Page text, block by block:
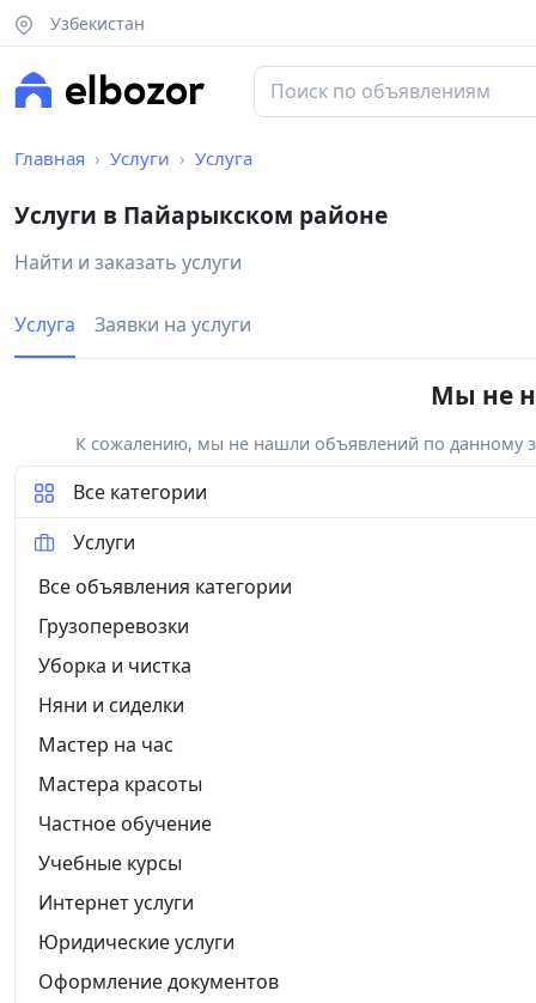
Узбекистан
Главная Услуги Услуга
Услуги в Пайарыкском районе
Найти и заказать услуги
Услуга Заявки на услуги
Мы не
К сожалению, мы не нашли объявлений по данному
Все категории
Услуги
Все объявления категории
Грузоперевозки
Уборка и чистка
Няни и сиделки
Мастер на час
Мастера красоты
Частное обучение
Учебные курсы
Интернет услуги
Юридические услуги
Оформление документов